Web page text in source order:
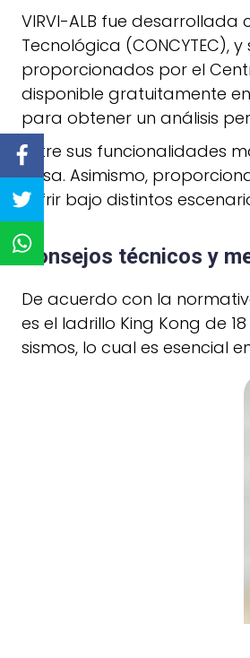
VIRVI-ALB fue desarrollada
Tecnológica
proporcionados por el
disponible gratuitamente en
para obtener un análisis
Entre sus funcionalidades
casa. Asimismo,
sufrir bajo distintos
Consejos técnicos y
De acuerdo con la
es el ladrillo King Kong de
sismos, lo cual es esencial